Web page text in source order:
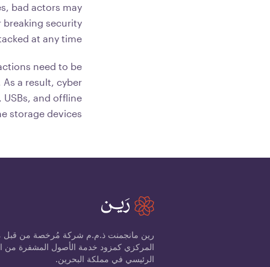
bad actors may
breaking security
at any time.
need to be
a result, cyber
and offline
storage devices.
رين مانجمنت ذ.م.م شركة مُرخصة من قبل
الرئيسي في مملكة البحرين.